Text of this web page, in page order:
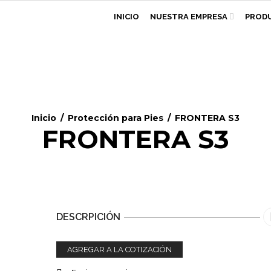
INICIO NUESTRA EMPRESA
Inicio / Protección para Pies / FRONTERA S3
FRONTERA S3
DESCRPICIÓN
AGREGAR A LA COTIZACIÓN